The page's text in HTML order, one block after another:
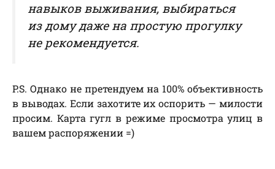
навыков выживания, выбираться
из дому даже на простую прогулку
не рекомендуется.
P.S. Однако не претендуем на 100% объективность
в выводах. Если захотите их оспорить — милости
просим. Карта гугл в режиме просмотра улиц в
вашем распоряжении =)